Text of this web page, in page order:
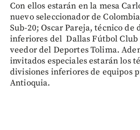
Con ellos estarán en la mesa
nuevo seleccionador de
Sub-20; Oscar Pareja, técnico de
inferiores del Dallas Fútbol Club
veedor del Deportes Tolima.
invitados especiales estarán los
divisiones inferiores de equipos
Antioquia.